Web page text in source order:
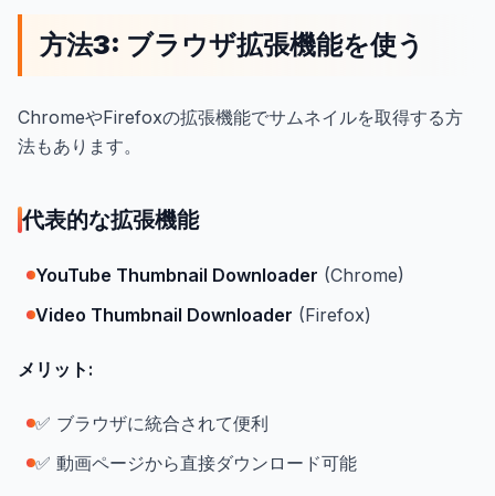
方法3: ブラウザ拡張機能を使う
ChromeやFirefoxの拡張機能でサムネイルを取得する方
法もあります。
代表的な拡張機能
YouTube Thumbnail Downloader (Chrome)
Video Thumbnail Downloader (Firefox)
メリット:
✅ ブラウザに統合されて便利
✅ 動画ページから直接ダウンロード可能